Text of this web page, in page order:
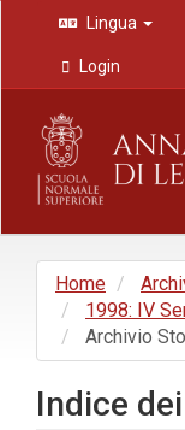
Navigazione
principale
Contenuto
principale
Barra
laterale
Lingua
Login
Home
1998: IV
Archivio
Indice